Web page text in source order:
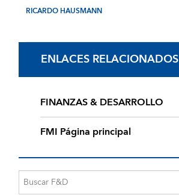
RICARDO HAUSMANN
ENLACES RELACIONADOS
FINANZAS & DESARROLLO
FMI Página principal